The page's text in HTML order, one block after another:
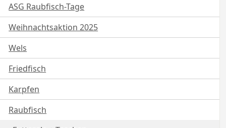
ASG Raubfisch-Tage
Weihnachtsaktion 2025
Wels
Friedfisch
Karpfen
Raubfisch